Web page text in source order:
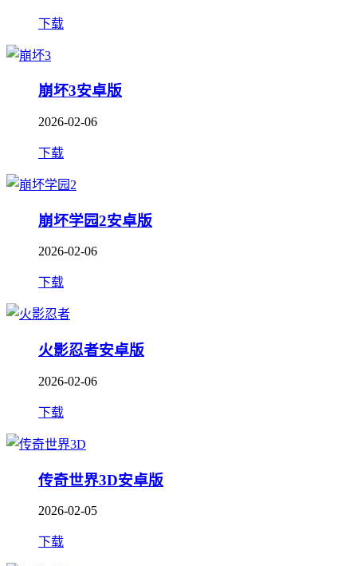
下载
崩坏3安卓版
2026-02-06
下载
崩坏学园2安卓版
2026-02-06
下载
火影忍者安卓版
2026-02-06
下载
传奇世界3D安卓版
2026-02-05
下载